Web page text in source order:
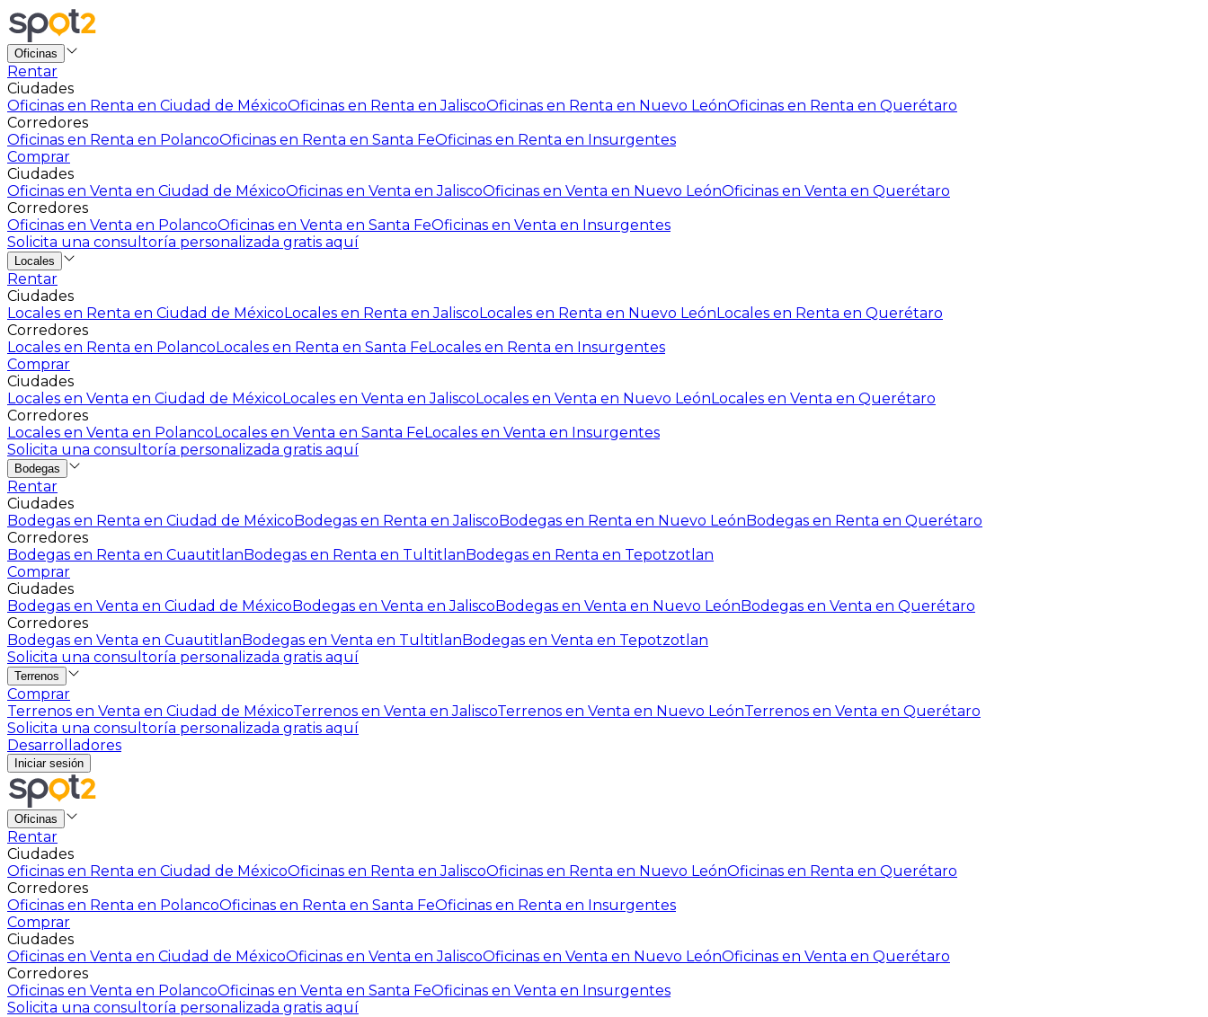
Oficinas
Rentar
Ciudades
Oficinas en Renta en Ciudad de MéxicoOficinas en Renta en JaliscoOficinas en Renta en Nuevo LeónOficinas en Renta en Querétaro
Corredores
Oficinas en Renta en PolancoOficinas en Renta en Santa FeOficinas en Renta en Insurgentes
Comprar
Ciudades
Oficinas en Venta en Ciudad de MéxicoOficinas en Venta en JaliscoOficinas en Venta en Nuevo LeónOficinas en Venta en Querétaro
Corredores
Oficinas en Venta en PolancoOficinas en Venta en Santa FeOficinas en Venta en Insurgentes
Solicita una consultoría personalizada gratis aquí
Locales
Rentar
Ciudades
Locales en Renta en Ciudad de MéxicoLocales en Renta en JaliscoLocales en Renta en Nuevo LeónLocales en Renta en Querétaro
Corredores
Locales en Renta en PolancoLocales en Renta en Santa FeLocales en Renta en Insurgentes
Comprar
Ciudades
Locales en Venta en Ciudad de MéxicoLocales en Venta en JaliscoLocales en Venta en Nuevo LeónLocales en Venta en Querétaro
Corredores
Locales en Venta en PolancoLocales en Venta en Santa FeLocales en Venta en Insurgentes
Solicita una consultoría personalizada gratis aquí
Bodegas
Rentar
Ciudades
Bodegas en Renta en Ciudad de MéxicoBodegas en Renta en JaliscoBodegas en Renta en Nuevo LeónBodegas en Renta en Querétaro
Corredores
Bodegas en Renta en CuautitlanBodegas en Renta en TultitlanBodegas en Renta en Tepotzotlan
Comprar
Ciudades
Bodegas en Venta en Ciudad de MéxicoBodegas en Venta en JaliscoBodegas en Venta en Nuevo LeónBodegas en Venta en Querétaro
Corredores
Bodegas en Venta en CuautitlanBodegas en Venta en TultitlanBodegas en Venta en Tepotzotlan
Solicita una consultoría personalizada gratis aquí
Terrenos
Comprar
Terrenos en Venta en Ciudad de MéxicoTerrenos en Venta en JaliscoTerrenos en Venta en Nuevo LeónTerrenos en Venta en Querétaro
Solicita una consultoría personalizada gratis aquí
Desarrolladores
Iniciar sesión
Oficinas
Rentar
Ciudades
Oficinas en Renta en Ciudad de MéxicoOficinas en Renta en JaliscoOficinas en Renta en Nuevo LeónOficinas en Renta en Querétaro
Corredores
Oficinas en Renta en PolancoOficinas en Renta en Santa FeOficinas en Renta en Insurgentes
Comprar
Ciudades
Oficinas en Venta en Ciudad de MéxicoOficinas en Venta en JaliscoOficinas en Venta en Nuevo LeónOficinas en Venta en Querétaro
Corredores
Oficinas en Venta en PolancoOficinas en Venta en Santa FeOficinas en Venta en Insurgentes
Solicita una consultoría personalizada gratis aquí